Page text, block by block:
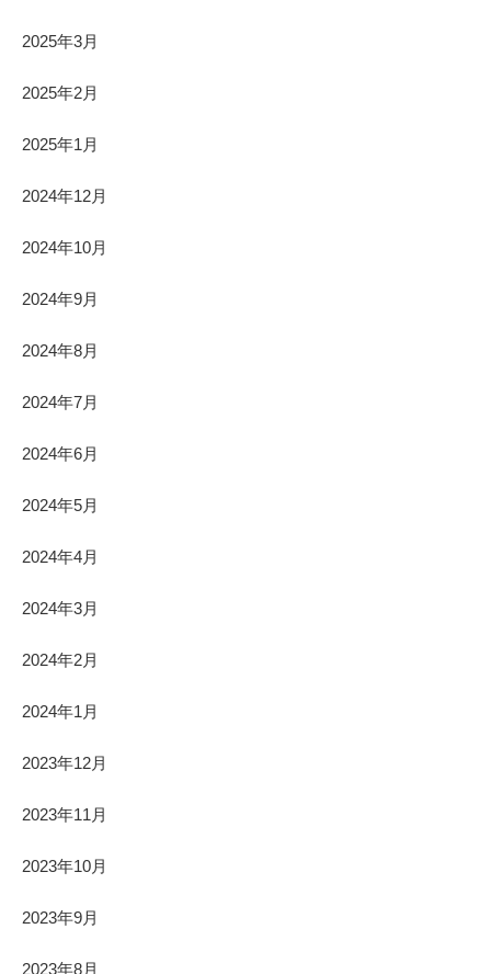
2025年3月
2025年2月
2025年1月
2024年12月
2024年10月
2024年9月
2024年8月
2024年7月
2024年6月
2024年5月
2024年4月
2024年3月
2024年2月
2024年1月
2023年12月
2023年11月
2023年10月
2023年9月
2023年8月